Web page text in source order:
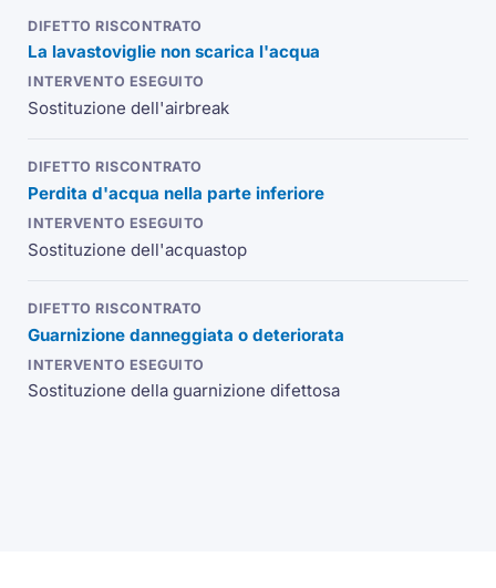
La lavastoviglie non scarica l'acqua
Sostituzione dell'airbreak
Perdita d'acqua nella parte inferiore
Sostituzione dell'acquastop
Guarnizione danneggiata o deteriorata
Sostituzione della guarnizione difettosa